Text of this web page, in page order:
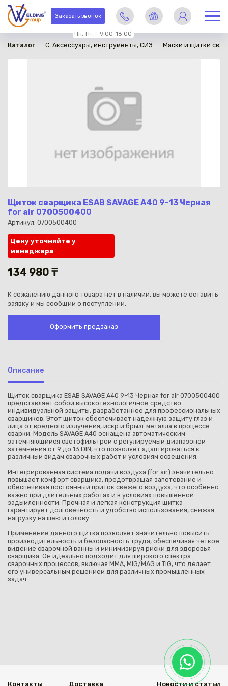
Заказать звонок
Пн.-Пт. – 9:00-18:00
Каз
Каталог C. Аксессуары, инструменты, СИЗ Маски и щитки
Щиток сварщика ESAB SAVAGE A40 9-13 Черная
for air 0700500400
Артикул: 0700500400
в наличии
Цену уточняйте у
менеджера
134 980 ₸
К сожалению данного товара нет в наличии, вы можете оставить
заявку и мы сообщим о поступлении.
Оформить предзаказ
Описание
Щиток сварщика ESAB SAVAGE A40 9-13 Черная for air 0700500400
представляет собой высокотехнологичное средство
индивидуальной защиты, разработанное для профессиональных
сварщиков. Этот щиток обеспечивает надежную защиту глаз и
лица от вредного излучения, искр и брызг металла в процессе
сварки. Модель SAVAGE A40 оснащена автоматическим
затемняющимся светофильтром с регулируемым диапазоном
затемнения от 9 до 13 DIN, что позволяет адаптироваться к
различным видам сварочных работ и условиям освещения.
Интегрированная система подачи воздуха (for air) значительно
повышает комфорт сварщика, предотвращая запотевание и
обеспечивая постоянный приток свежего воздуха, что особенно
важно при длительных работах и в условиях повышенной
задымленности. Прочная и легкая конструкция щитка
гарантирует долговечность и удобство использования, снижая
нагрузку на шею и голову.
Применение данного щитка позволяет значительно повысить
производительность и безопасность труда, обеспечивая четкое
видение сварочной ванны и минимизируя риски для здоровья
сварщика. Он идеально подходит для широкого спектра
сварочных процессов, включая MMA, MIG/MAG и TIG, что делает
его универсальным решением для различных промышленных
задач.
Контакты Доставка Новости и статьи